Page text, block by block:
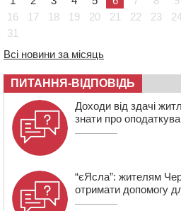
08:57
На Уманщині підрядника
08:20
Обрано претендента на
Мокрокалигірського
07:23 Уманські міграційники
який відсидів термін у
16
17 18 19 20 21 22 23
31
Всі новини за місяць
ПИТАННЯ-ВІДПОВІДЬ
Доходи від здачі
знати про
“єЯсла”: жителям
отримати допомогу